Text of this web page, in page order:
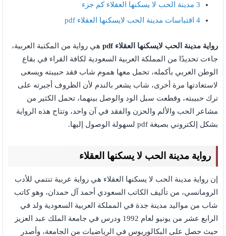
3 مدينة الحب لا يسكنها العقلاء كم جزء
4 اقتباسات مدينة الحب لايسكنها العقلاء pdf
رواية مدينة الحب لايسكنها العقلاء pdf
هي رواية من المكتبة العربية،
جاءت تحديدًا من المملكة العربية السعودية لكافة القراء في بقاع
الوطن العربي بأكمله، تحمل معها هموم شاب فقد حبيبته ويسعى
لاستعادتها مرة أخرى، شاب يشعر بالندم لأن الظروف أجبرته على
ترك حبيبته، وقطعت سبل الود والوصل بينهما، تحمل الكثير من
مشاعر الحب والألم والحزن والفقد في آن واحد، وتتاح هذه الرواية
بشكل إلكتروني بصيغة pdf لسهولة الوصول إليها.
رواية مدينة الحب لا يسكنها العقلاء
إن رواية مدينة الحب لا يسكنها العقلاء هي رواية عربية تنتمي للأدب
الرومانسي، من تأليف الكاتب السعودي أحمد آل حمدان، وهو كاتب
شاب من مواليد مدينة جدة في المملكة العربية السعودية ولد في
الرابع عشر من يونيو لعام 1992 ودرس في جامعة الملك عبد العزيز
حيث حصل على البكالوريوس في الرياضيات من الجامعة، وأصدر